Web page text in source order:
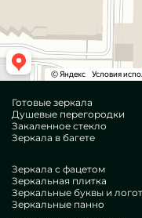
Готовые зеркала
Душевые перегородки
Закаленное стекло
Зеркала в багете
Зеркала с фацетом
Зеркальная плитка
Зеркальные буквы и
Зеркальные панно